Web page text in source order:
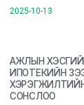
2025-10-13
АЖЛЫН
ИПОТЕКИЙН
СОНСЛОО